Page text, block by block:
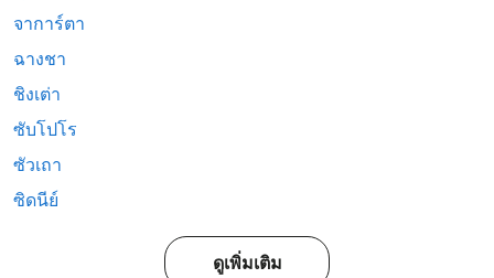
จาการ์ตา
ฉางชา
ชิงเต่า
ซับโปโร
ซัวเถา
ซิดนีย์
ดูเพิ่มเติม